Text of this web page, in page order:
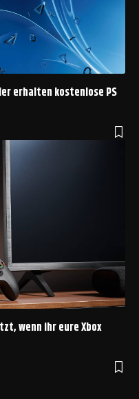
erhalten kostenlose PS
wenn ihr eure Xbox